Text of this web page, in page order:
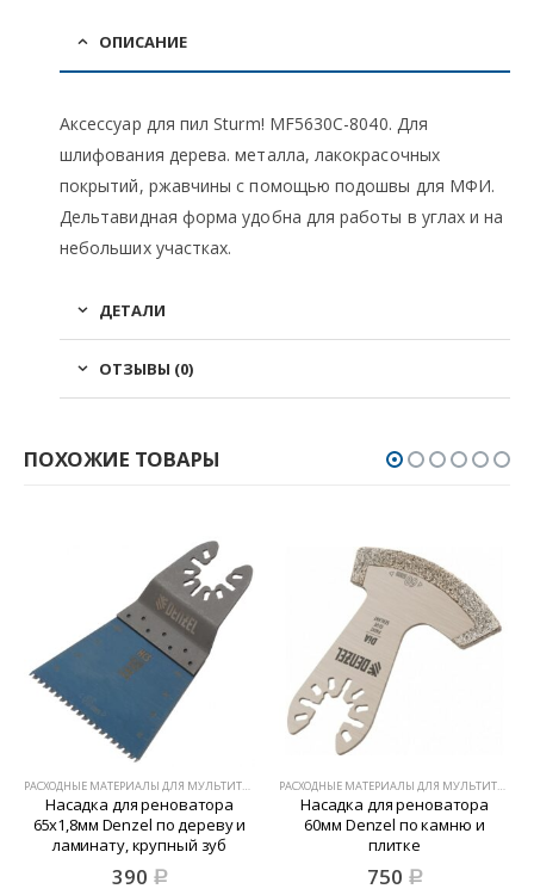
ОПИСАНИЕ
Аксессуар для пил Sturm! MF5630C-8040. Для
шлифования дерева. металла, лакокрасочных
покрытий, ржавчины с помощью подошвы для МФИ.
Дельтавидная форма удобна для работы в углах и на
небольших участках.
ДЕТАЛИ
ОТЗЫВЫ (0)
ПОХОЖИЕ ТОВАРЫ
РАСХОДНЫЕ МАТЕРИАЛЫ ДЛЯ МУЛЬТИТУЛОВ
Насадка для реноватора
65х1,8мм Denzel по дереву и
ламинату, крупный зуб
390 Р
РАСХОДНЫЕ МАТЕРИАЛЫ ДЛЯ МУЛЬТИТУЛОВ
Насадка для реноватора
60мм Denzel по камню и
плитке
750 Р